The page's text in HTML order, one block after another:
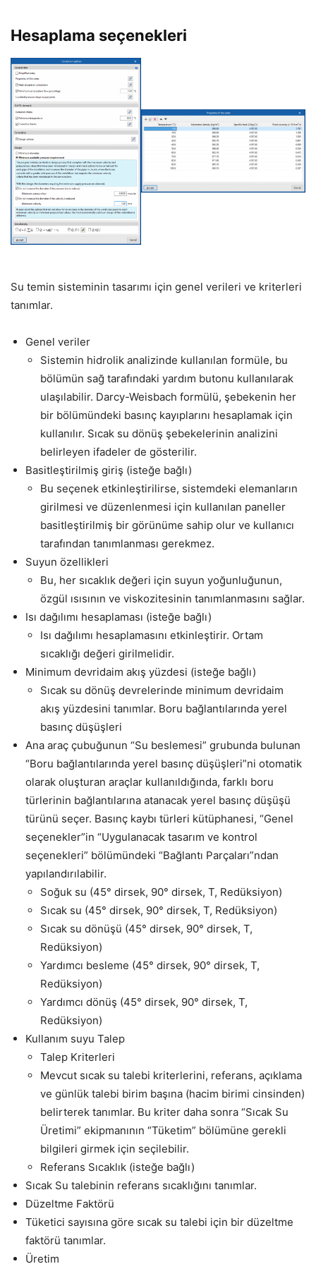
Hesaplama seçenekleri
Su temin sisteminin tasarımı için genel verileri ve kriterleri
tanımlar.
Genel veriler
Sistemin hidrolik analizinde kullanılan formüle, bu
bölümün sağ tarafındaki yardım butonu kullanılarak
ulaşılabilir. Darcy-Weisbach formülü, şebekenin her
bir bölümündeki basınç kayıplarını hesaplamak için
kullanılır. Sıcak su dönüş şebekelerinin analizini
belirleyen ifadeler de gösterilir.
Basitleştirilmiş giriş (isteğe bağlı)
Bu seçenek etkinleştirilirse, sistemdeki elemanların
girilmesi ve düzenlenmesi için kullanılan paneller
basitleştirilmiş bir görünüme sahip olur ve kullanıcı
tarafından tanımlanması gerekmez.
Suyun özellikleri
Bu, her sıcaklık değeri için suyun yoğunluğunun,
özgül ısısının ve viskozitesinin tanımlanmasını sağlar.
Isı dağılımı hesaplaması (isteğe bağlı)
Isı dağılımı hesaplamasını etkinleştirir. Ortam
sıcaklığı değeri girilmelidir.
Minimum devridaim akış yüzdesi (isteğe bağlı)
Sıcak su dönüş devrelerinde minimum devridaim
akış yüzdesini tanımlar. Boru bağlantılarında yerel
basınç düşüşleri
Ana araç çubuğunun “Su beslemesi” grubunda bulunan
“Boru bağlantılarında yerel basınç düşüşleri”ni otomatik
olarak oluşturan araçlar kullanıldığında, farklı boru
türlerinin bağlantılarına atanacak yerel basınç düşüşü
türünü seçer. Basınç kaybı türleri kütüphanesi, “Genel
seçenekler”in “Uygulanacak tasarım ve kontrol
seçenekleri” bölümündeki “Bağlantı Parçaları”ndan
yapılandırılabilir.
Soğuk su (45° dirsek, 90° dirsek, T, Redüksiyon)
Sıcak su (45° dirsek, 90° dirsek, T, Redüksiyon)
Sıcak su dönüşü (45° dirsek, 90° dirsek, T,
Redüksiyon)
Yardımcı besleme (45° dirsek, 90° dirsek, T,
Redüksiyon)
Yardımcı dönüş (45° dirsek, 90° dirsek, T,
Redüksiyon)
Kullanım suyu Talep
Talep Kriterleri
Mevcut sıcak su talebi kriterlerini, referans, açıklama
ve günlük talebi birim başına (hacim birimi cinsinden)
belirterek tanımlar. Bu kriter daha sonra “Sıcak Su
Üretimi” ekipmanının “Tüketim” bölümüne gerekli
bilgileri girmek için seçilebilir.
Referans Sıcaklık (isteğe bağlı)
Sıcak Su talebinin referans sıcaklığını tanımlar.
Düzeltme Faktörü
Tüketici sayısına göre sıcak su talebi için bir düzeltme
faktörü tanımlar.
Üretim